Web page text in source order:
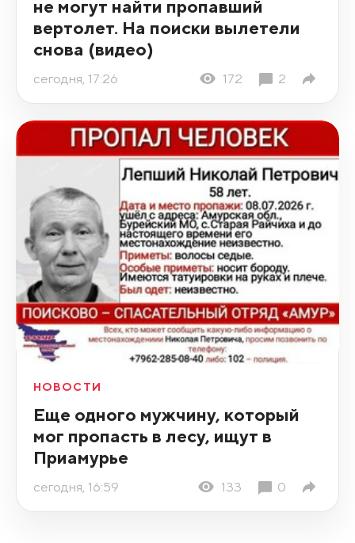
не могут найти пропавший
вертолет. На поиски вылетели
снова (видео)
сегодня, 17:26 172 2
НОВОСТИ
Еще одного мужчину, который
мог пропасть в лесу, ищут в
Приамурье
сегодня, 16:59 133 0